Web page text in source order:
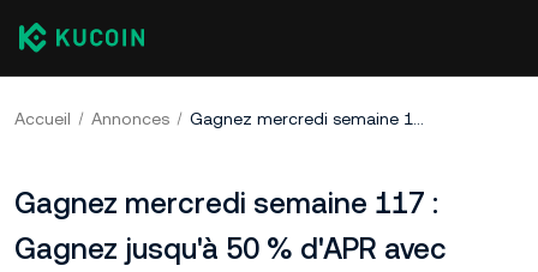
Accueil Annonces Gagnez mercredi semaine 117 : Gagnez jusqu'à 50 % d'APR avec KAIO, USDT, SOL
Gagnez mercredi semaine 117 :
Gagnez jusqu'à 50 % d'APR avec